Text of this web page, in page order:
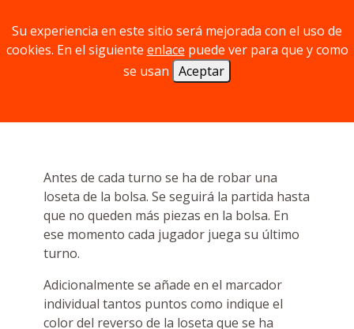
que menos avanzado esté en ese momento.
Cada jugador deberá tener cuidado de
puntuar todos los colores de una forma
Antes de cada turno se ha de robar una
loseta de la bolsa. Se seguirá la partida hasta
que no queden más piezas en la bolsa. En
ese momento cada jugador juega su último
turno.
Adicionalmente se añade en el marcador
individual tantos puntos como indique el
color del reverso de la loseta que se ha
Su experiencia en este sitio será mejorada con el uso de
cookies. En el siguiente enlace puede ver para que y como
se usan Aceptar